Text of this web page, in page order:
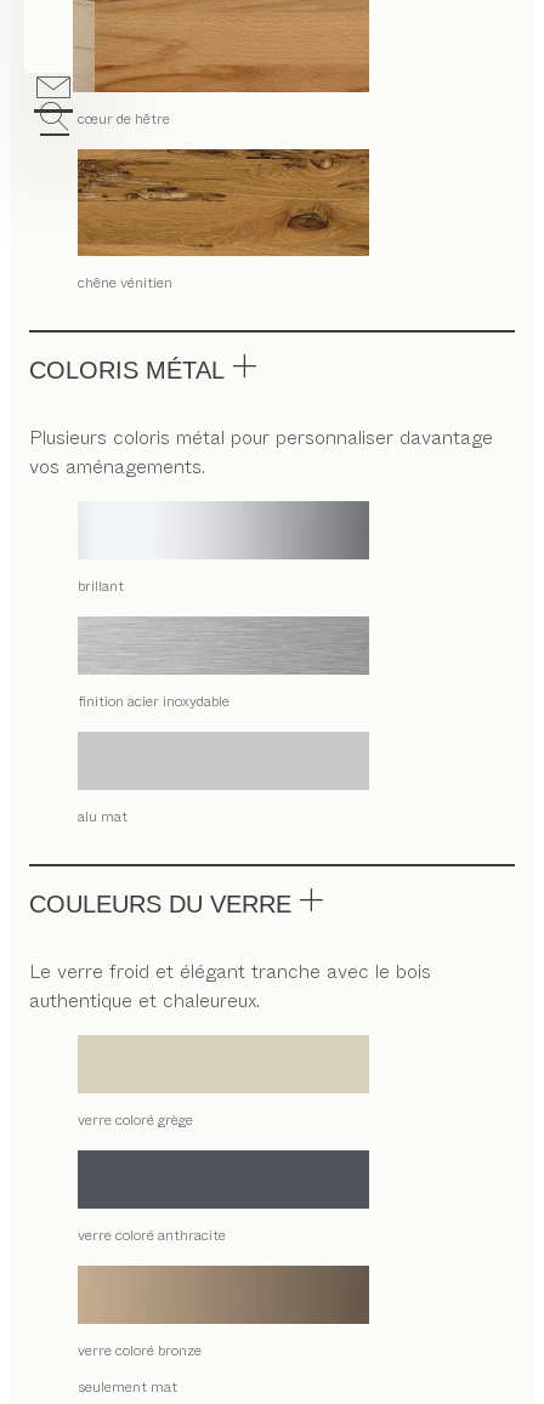
cœur de hêtre
chêne vénitien
COLORIS MÉTAL
Plusieurs coloris métal pour personnaliser davantage
vos aménagements.
brillant
finition acier inoxydable
alu mat
COULEURS DU VERRE
Le verre froid et élégant tranche avec le bois
authentique et chaleureux.
verre coloré grège
verre coloré anthracite
verre coloré bronze
seulement mat